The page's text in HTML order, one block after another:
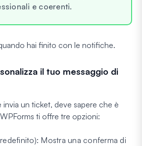
e coerenti.
hai finito con le notifiche.
il tuo messaggio di
un ticket, deve sapere che è
ti offre tre opzioni:
Mostra una conferma di